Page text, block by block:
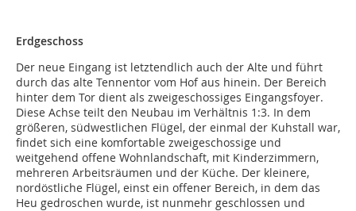
Erdgeschoss
Der neue Eingang ist letztendlich auch der Alte und führt
durch das alte Tennentor vom Hof aus hinein. Der Bereich
hinter dem Tor dient als zweigeschossiges Eingangsfoyer.
Diese Achse teilt den Neubau im Verhältnis 1:3. In dem
größeren, südwestlichen Flügel, der einmal der Kuhstall war,
findet sich eine komfortable zweigeschossige und
weitgehend offene Wohnlandschaft, mit Kinderzimmern,
mehreren Arbeitsräumen und der Küche. Der kleinere,
nordöstliche Flügel, einst ein offener Bereich, in dem das
Heu gedroschen wurde, ist nunmehr geschlossen und